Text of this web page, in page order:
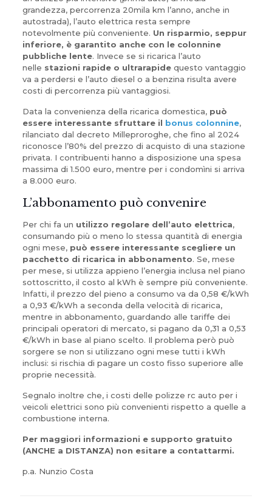
grandezza, percorrenza 20mila km l’anno, anche in
autostrada), l’auto elettrica resta sempre
notevolmente più conveniente. Un risparmio, seppur
inferiore, è garantito anche con le colonnine
pubbliche lente. Invece se si ricarica l’auto
nelle stazioni rapide o ultrarapidequesto vantaggio
va a perdersi e l’auto diesel o a benzina risulta avere
costi di percorrenza più vantaggiosi.
Data la convenienza della ricarica domestica, può
essere interessante sfruttare il bonus colonnine,
rilanciato dal decreto Milleproroghe, che fino al 2024
riconosce l’80% del prezzo di acquisto di una stazione
privata. I contribuenti hanno a disposizione una spesa
massima di 1.500 euro, mentre per i condomìni si arriva
a 8.000 euro.
L’abbonamento può convenire
Per chi fa un utilizzo regolare dell’auto elettrica,
consumando più o meno lo stessa quantità di energia
ogni mese, può essere interessante scegliere un
pacchetto di ricarica in abbonamento. Se, mese
per mese, si utilizza appieno l’energia inclusa nel piano
sottoscritto, il costo al kWh è sempre più conveniente.
Infatti, il prezzo del pieno a consumo va da 0,58 €/kWh
a 0,93 €/kWh a seconda della velocità di ricarica,
mentre in ab­bonamento, guardando alle tariffe dei
principali operatori di mercato, si paga­no da 0,31 a 0,53
€/kWh in base al piano scelto. Il problema però può
sorgere se non si utilizzano ogni mese tutti i kWh
inclusi: si rischia di pagare un costo fisso superiore alle
proprie necessità.
Segnalo inoltre che, i costi delle polizze rc auto per i
veicoli elettrici sono più convenienti rispetto a quelle a
combustione interna.
Per maggiori informazioni e supporto gratuito
(ANCHE a DISTANZA) non esitare a contattarmi.
p.a. Nunzio Costa